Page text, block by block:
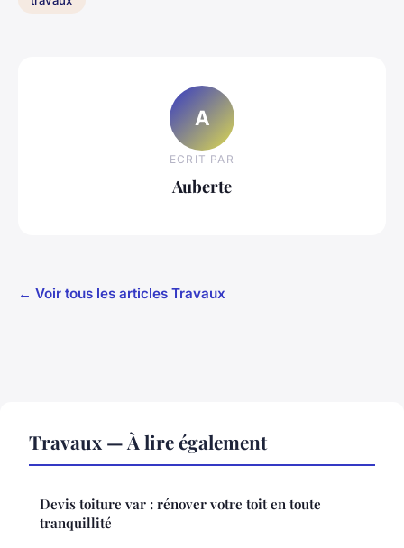
A
ECRIT PAR
Auberte
← Voir tous les articles Travaux
Travaux — À lire également
Devis toiture var : rénover votre toit en toute
tranquillité